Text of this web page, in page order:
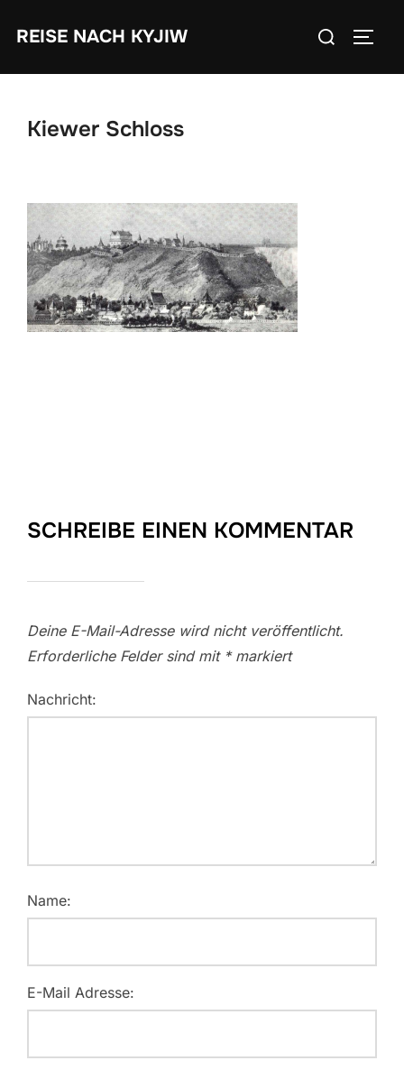
InhaltREISE NACH KYJIW
Suchen
Kiewer Schloss
SCHREIBE EINEN KOMMENTAR
Deine E-Mail-Adresse wird nicht veröffentlicht.
Erforderliche Felder sind mit *markiert
Nachricht:
Name:
E-Mail Adresse: